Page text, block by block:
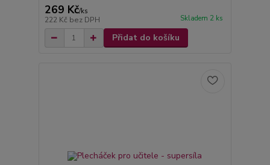
269 Kč/ks
222 Kč bez DPH Skladem 2 ks
Přidat do košíku